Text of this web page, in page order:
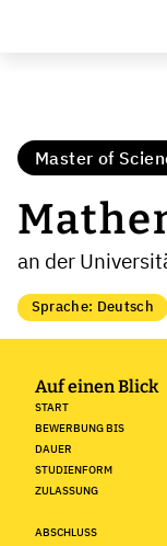
Master of
an der
Sprache: Deutsch
Auf einen Blick
START
BEWERBUNG BIS
DAUER
STUDIENFORM
ZULASSUNG
ABSCHLUSS